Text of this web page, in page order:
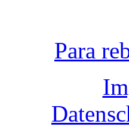
Para